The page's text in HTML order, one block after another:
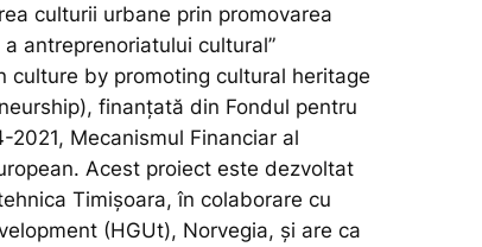
culturii urbane prin promovarea
antreprenoriatului cultural”
culture by promoting cultural heritage
finanţată din Fondul pentru
2021, Mecanismul Financiar al
Acest proiect este dezvoltat
Timișoara, în colaborare cu
(HGUt), Norvegia, și are ca